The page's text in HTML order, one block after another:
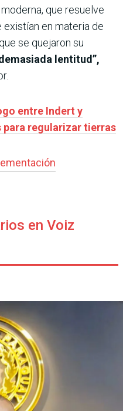
que resuelve
en materia de
se quejaron su
lentitud”,
entre Indert y
para regularizar tierras
en Voiz